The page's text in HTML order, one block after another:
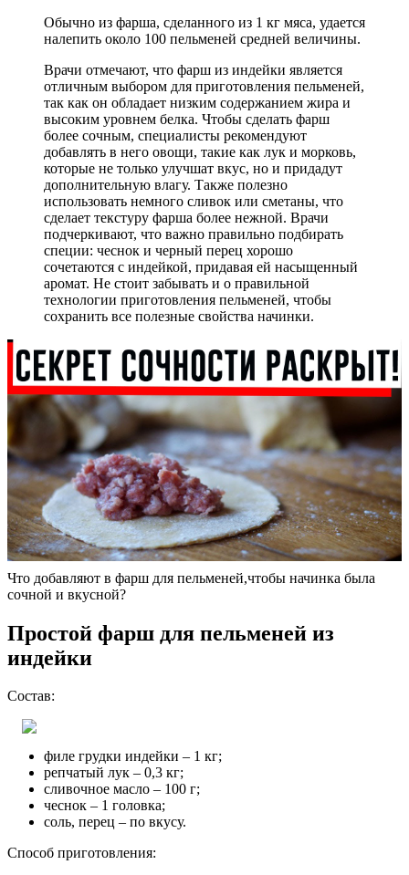
Обычно из фарша, сделанного из 1 кг мяса, удается
налепить около 100 пельменей средней величины.
Врачи отмечают, что фарш из индейки является
отличным выбором для приготовления пельменей,
так как он обладает низким содержанием жира и
высоким уровнем белка. Чтобы сделать фарш
более сочным, специалисты рекомендуют
добавлять в него овощи, такие как лук и морковь,
которые не только улучшат вкус, но и придадут
дополнительную влагу. Также полезно
использовать немного сливок или сметаны, что
сделает текстуру фарша более нежной. Врачи
подчеркивают, что важно правильно подбирать
специи: чеснок и черный перец хорошо
сочетаются с индейкой, придавая ей насыщенный
аромат. Не стоит забывать и о правильной
технологии приготовления пельменей, чтобы
сохранить все полезные свойства начинки.
Что добавляют в фарш для пельменей,чтобы начинка была
сочной и вкусной?
Простой фарш для пельменей из
индейки
Состав:
филе грудки индейки – 1 кг;
репчатый лук – 0,3 кг;
сливочное масло – 100 г;
чеснок – 1 головка;
соль, перец – по вкусу.
Способ приготовления: